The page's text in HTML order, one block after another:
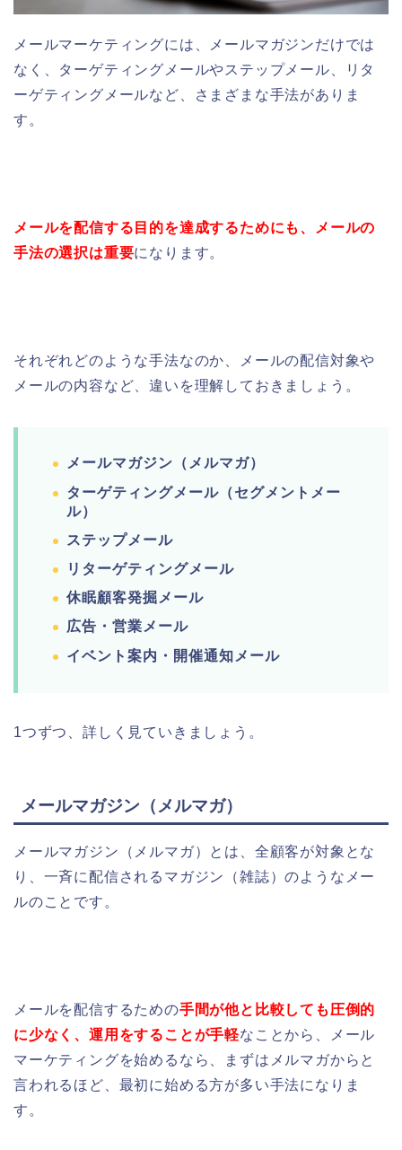
メールマーケティングには、 メールマガジンだけでは
なく、ターゲティングメールやステップメール、
リタ
ーゲティングメールなど、さまざまな手法がありま
す。
メールを配信する目的を達成するためにも、メールの
手法の選択は重要になります。
それぞれどのような手法なのか、メールの配信対象や
メールの内容など、違いを理解しておきましょう。
メールマガジン（メルマガ）
ターゲティングメール （セグメントメー
ル）
ステップメール
リターゲティングメール
休眠顧客発掘メール
広告・営業メール
イベント案内・開催通知メール
1つずつ、詳しく見ていきましょう。
メールマガジン（ メルマガ）
メールマガジン（ メルマガ） とは、全顧客が対象とな
り、一斉に配信されるマガジン（雑誌）のようなメー
ルのことです。
メールを配信するための手間が他と比較しても圧倒的
に少なく、運用をすることが手軽なことから、メール
マーケティングを始めるなら、まずはメルマガからと
言われるほど、最初に始める方が多い手法になりま
す。